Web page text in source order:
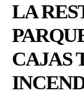
LA
CAJAS